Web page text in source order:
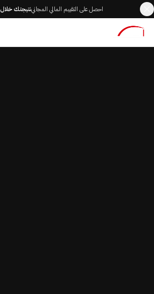
احصل على التقييم المالي المجانينتيجتك خلال 5 دقائق